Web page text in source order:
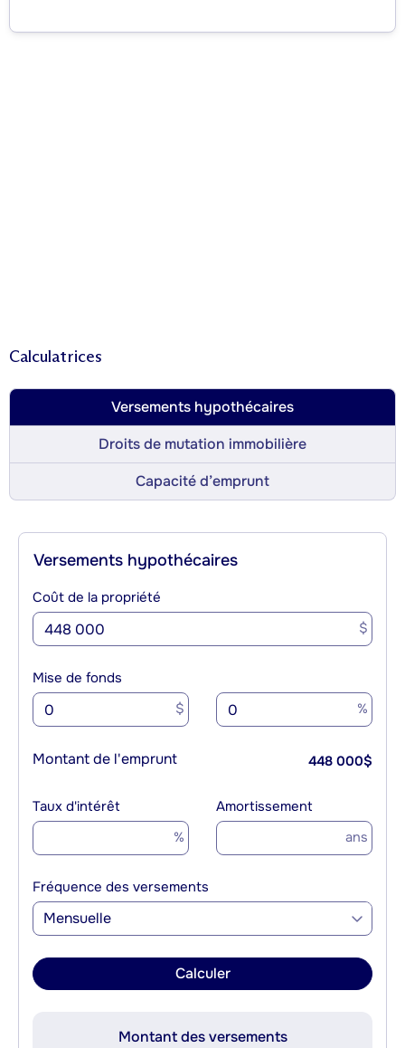
Calculatrices
Versements hypothécaires
Droits de mutation immobilière
Capacité d’emprunt
Versements hypothécaires
Coût de la propriété
$
Mise de fonds
$ %
Montant de l'emprunt 448 000$
Taux d'intérêt
%
Amortissement
ans
Fréquence des versements
Mensuelle
Calculer
Montant des versements